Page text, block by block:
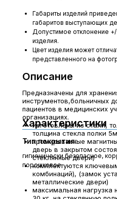
Описание
Предназначены для
инструментов,больничных
пациентов в медицинских
организациях.
изготовлены из стали,
толщина стекла полки
хромированные
дверь в закрытом
стеклянные двери)
комплектуются
комбинаций), (замок
металлические двери)
максимальная нагрузка
Габариты изделий
габаритов выступающих
Допустимое отклонение
изделия.
Цвет изделия может
представленного на
Характеристики
гигиенически безопасное,
порошковое
Тип покрытия: